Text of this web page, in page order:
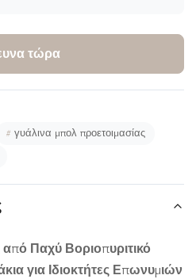
τώρα
# γυάλινα μπολ προετοιμασίας
από Παχύ Βοριοπυριτικό
για Ιδιοκτήτες Επωνυμιών